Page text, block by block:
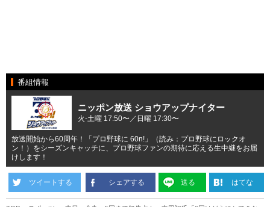
番組情報
ニッポン放送 ショウアップナイター
火-土曜 17:50〜／日曜 17:30〜
放送開始から60周年！「プロ野球に 60n!」（読み：プロ野球にロックオ
ン！）をシーズンキャッチに、プロ野球ファンの期待に応える生中継をお届
けします！
ツイートする シェアする 送る はてな